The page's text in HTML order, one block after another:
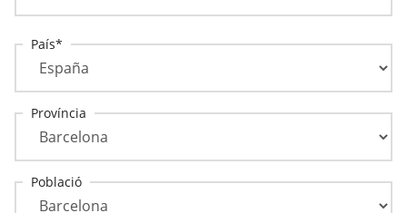
País
Província
Població